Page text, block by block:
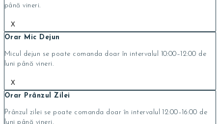
până vineri.
X
Orar Mic Dejun
Micul dejun se poate comanda doar în intervalul 10:00–12:00 de
luni până vineri.
X
Orar Prânzul Zilei
Prânzul zilei se poate comanda doar în intervalul 12:00–16:00 de
luni până vineri.